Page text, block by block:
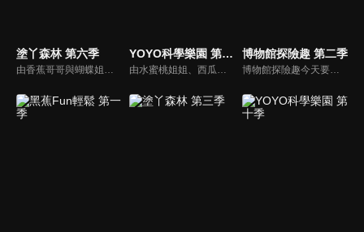
塗丫森林 第六季
由香蕉哥哥與蝴蝶姐姐聯手出擊，透過圖畫、音樂、故事等方式，開啟小朋友無限潛能，讓小朋友在遊戲中自然學習，還有粉筆小子教大家用簡單線條畫出有趣的圖形；「塗ㄚ偵探」裡，阿嗚還會將許多世界名畫介紹給小朋友認識。
YOYO科學樂園 第十二季
由水蜜桃姐姐、西瓜哥哥主持，帶領小朋友學習簡單的科學知識。
博物館探險趣 第二季
博物館探險趣今天要帶大家前往布袋戲的世界。西瓜哥哥與草莓姊姊演出武松打虎戲碼，西瓜松不忍棒打裝可愛的草莓老虎，正當兩人擔心短劇不知如何收尾，威璁老師出現了，帶他們到有戲看有戲演的地方參觀。